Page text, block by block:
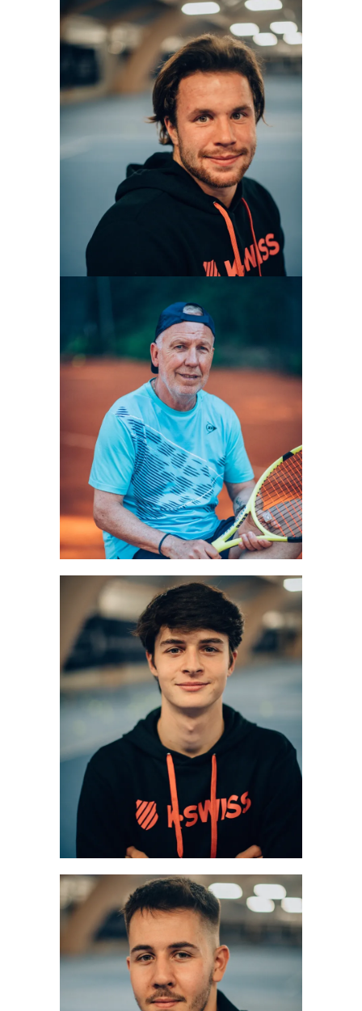
PATRICK NYSTROEM
Geschäftsführer und Trainer
DANIEL BERGMANN
Geschäftsführer und Trainer
Mehr erfahren
JÜRGEN ISMAR
Trainer
Mehr erfahren